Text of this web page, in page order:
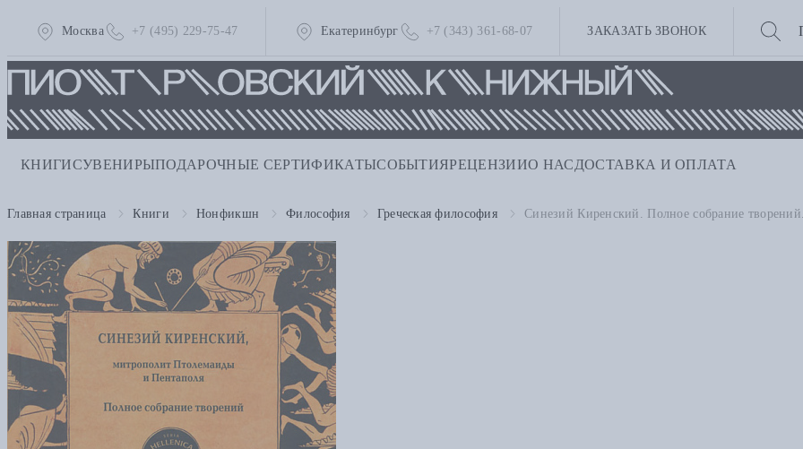
Москва +7 (495) 229-75-47 Екатеринбург +7 (343) 361-68-07 ЗАКАЗАТЬ ЗВОНОК
КНИГИСУВЕНИРЫПОДАРОЧНЫЕ СЕРТИФИКАТЫСОБЫТИЯРЕЦЕНЗИИО НАС ДОСТАВКА И ОПЛАТА
Главная страница Книги Нонфикшн Философия Греческая философия Синезий Киренский. Полное собрание